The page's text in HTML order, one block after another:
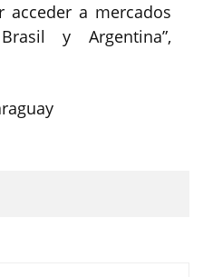
acceder a mercados
y Argentina”,